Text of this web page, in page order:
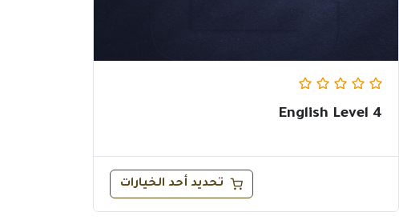
English Level 4
تحديد أحد الخيارات